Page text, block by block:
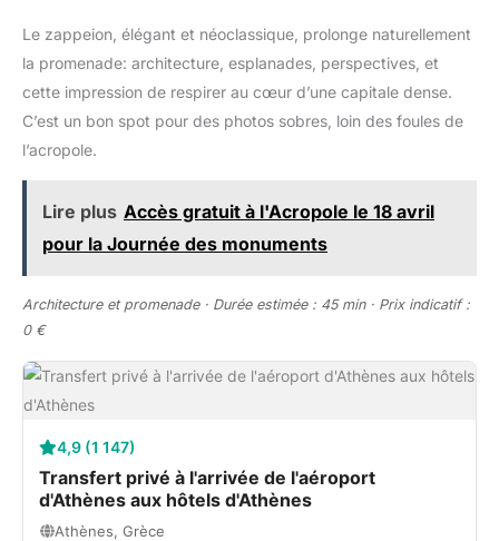
Le zappeion, élégant et néoclassique, prolonge naturellement
la promenade: architecture, esplanades, perspectives, et
cette impression de respirer au cœur d’une capitale dense.
C’est un bon spot pour des photos sobres, loin des foules de
l’acropole.
Lire plus Accès gratuit à l'Acropole le 18 avril
pour la Journée des monuments
Architecture et promenade · Durée estimée : 45 min · Prix indicatif :
0 €
4,9 (1 147)
Transfert privé à l'arrivée de l'aéroport
d'Athènes aux hôtels d'Athènes
Athènes, Grèce